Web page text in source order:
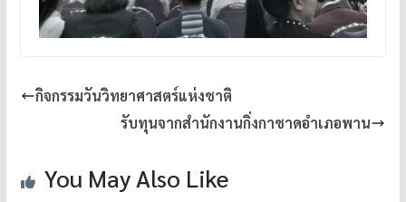
กิจกรรมวันวิทยาศาสตร์แห่งชาติ
รับทุนจากสำนักงานกิ่งกาชาดอำเภอพาน
You May Also Like